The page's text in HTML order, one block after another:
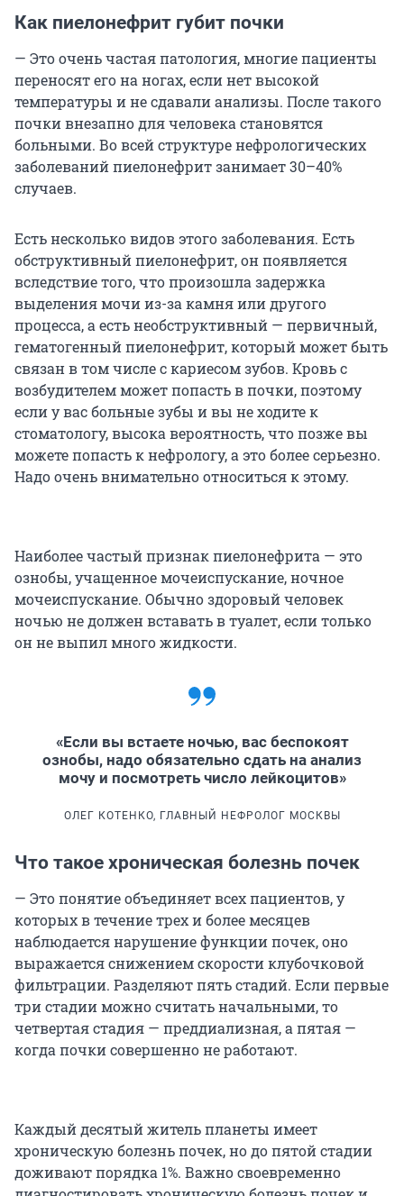
Как пиелонефрит губит почки
— Это очень частая патология, многие пациенты
переносят его на ногах, если нет высокой
температуры и не сдавали анализы. После такого
почки внезапно для человека становятся
больными. Во всей структуре нефрологических
заболеваний пиелонефрит занимает 30–40%
случаев.
Есть несколько видов этого заболевания. Есть
обструктивный пиелонефрит, он появляется
вследствие того, что произошла задержка
выделения мочи из-за камня или другого
процесса, а есть необструктивный — первичный,
гематогенный пиелонефрит, который может быть
связан в том числе с кариесом зубов. Кровь с
возбудителем может попасть в почки, поэтому
если у вас больные зубы и вы не ходите к
стоматологу, высока вероятность, что позже вы
можете попасть к нефрологу, а это более серьезно.
Надо очень внимательно относиться к этому.
Наиболее частый признак пиелонефрита — это
ознобы, учащенное мочеиспускание, ночное
мочеиспускание. Обычно здоровый человек
ночью не должен вставать в туалет, если только
он не выпил много жидкости.
«Если вы встаете ночью, вас беспокоят
ознобы, надо обязательно сдать на анализ
мочу и посмотреть число лейкоцитов»
ОЛЕГ КОТЕНКО, ГЛАВНЫЙ НЕФРОЛОГ МОСКВЫ
Что такое хроническая болезнь почек
— Это понятие объединяет всех пациентов, у
которых в течение трех и более месяцев
наблюдается нарушение функции почек, оно
выражается снижением скорости клубочковой
фильтрации. Разделяют пять стадий. Если первые
три стадии можно считать начальными, то
четвертая стадия — преддиализная, а пятая —
когда почки совершенно не работают.
Каждый десятый житель планеты имеет
хроническую болезнь почек, но до пятой стадии
доживают порядка 1%. Важно своевременно